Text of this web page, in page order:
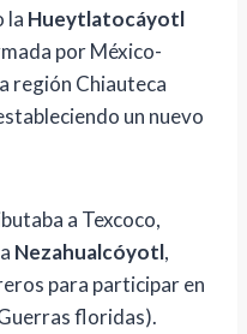
la Hueytlatocáyotl
por México-
región Chiauteca
un nuevo
a Texcoco,
Nezahualcóyotl,
para participar en
floridas).